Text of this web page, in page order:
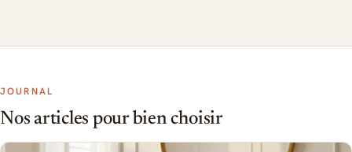
JOURNAL
Nos articles pour bien choisir